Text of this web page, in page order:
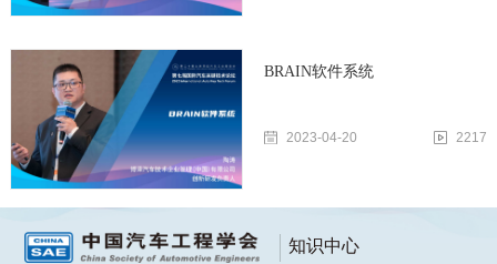
BRAIN软件系统
2023-04-20 2217
知识中心